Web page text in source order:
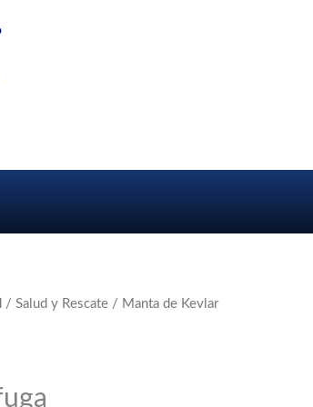
/ Salud y Rescate / Manta de Kevlar